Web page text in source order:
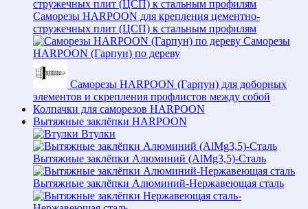
Саморезы HARPOON для крепления цементно-
стружечных плит (ЦСП) к стальным профилям
Саморезы
HARPOON (Гарпун) по дереву
Саморезы HARPOON (Гарпун) для доборных
элементов и скрепления профлистов между собой
Колпачки для саморезов HARPOON
Вытяжные заклёпки HARPOON
Втулки
Вытяжные заклёпки Алюминий (AlMg3,5)-Сталь
Вытяжные заклёпки Алюминий-Нержавеющая сталь